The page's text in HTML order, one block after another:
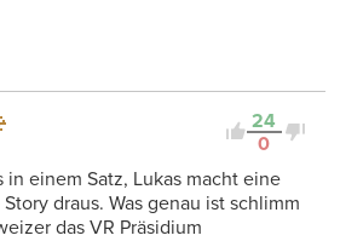
24
0
in einem Satz, Lukas macht eine
draus. Was genau ist schlimm
das VR Präsidium